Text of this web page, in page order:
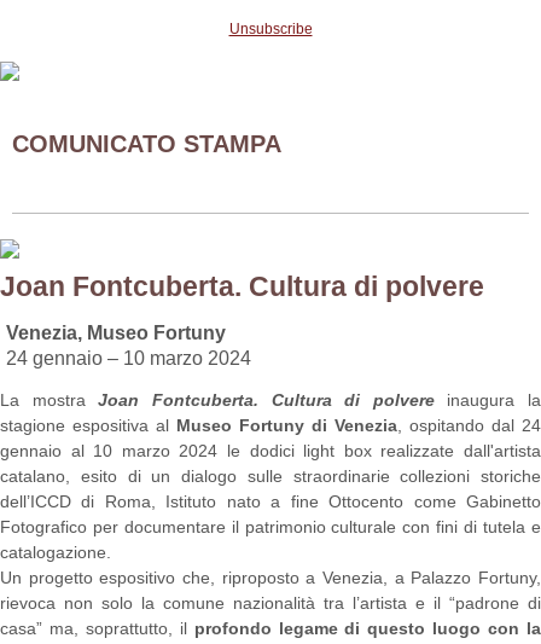
Unsubscribe
COMUNICATO STAMPA
Joan Fontcuberta. Cultura di polvere
Venezia, Museo Fortuny
24 gennaio – 10 marzo 2024
La mostra Joan Fontcuberta. Cultura di polvere
inaugura la
stagione espositiva al Museo Fortuny di Venezia , ospitando dal 24
gennaio al 10 marzo 2024 le dodici light box realizzate dall'artista
catalano, esito di un dialogo sulle straordinarie collezioni storiche
dell’ICCD di Roma, Istituto nato a fine Ottocento come Gabinetto
Fotografico per documentare il patrimonio culturale con fini di tutela e
catalogazione.
Un progetto espositivo che, riproposto a Venezia, a Palazzo Fortuny,
rievoca non solo la comune nazionalità tra l’artista e il “padrone di
casa” ma, soprattutto, ilprofondo legame di questo luogo con la